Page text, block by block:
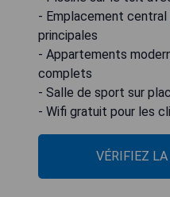
- Emplacement
principales
- Appartements
complets
- Salle de sport sur
- Wifi gratuit pour les
VÉRIFIEZ